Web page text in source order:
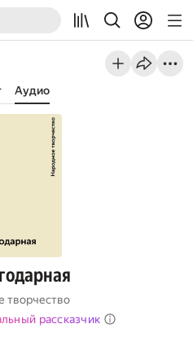
Аудио
творчество
рассказчик